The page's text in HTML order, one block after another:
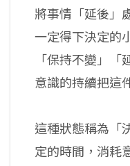
將事情「延後」
一定得下決定的
「保持不變」
意識的持續把這
這種狀態稱為「
定的時間，消耗